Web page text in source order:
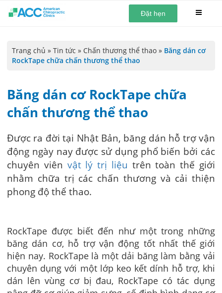
Đặt hẹn
Trang chủ » Tin tức » Chấn thương thể thao » Băng dán cơ
RockTape chữa chấn thương thể thao
Băng dán cơ RockTape chữa
chấn thương thể thao
Được ra đời tại Nhật Bản, băng dán hỗ trợ vận
động ngày nay được sử dụng phổ biến bởi các
chuyên viên vật lý trị liệu trên toàn thế giới
nhằm chữa trị các chấn thương và cải thiện
phong độ thể thao.
RockTape được biết đến như một trong những
băng dán cơ, hỗ trợ vận động tốt nhất thế giới
hiện nay. RockTape là một dải băng làm bằng vải
chuyên dụng với một lớp keo kết dính hỗ trợ, khi
dán lên vùng cơ bị đau, RockTape có tác dụng